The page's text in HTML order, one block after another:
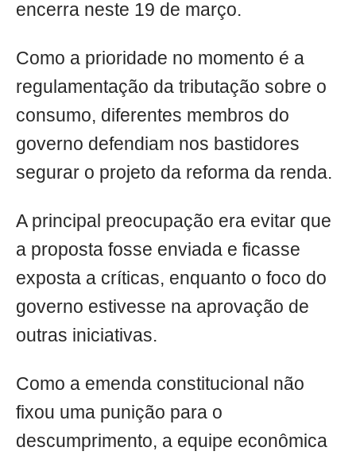
encerra neste 19 de março.
Como a prioridade no momento é a
regulamentação da tributação sobre o
consumo, diferentes membros do
governo defendiam nos bastidores
segurar o projeto da reforma da renda.
A principal preocupação era evitar que
a proposta fosse enviada e ficasse
exposta a críticas, enquanto o foco do
governo estivesse na aprovação de
outras iniciativas.
Como a emenda constitucional não
fixou uma punição para o
descumprimento, a equipe econômica